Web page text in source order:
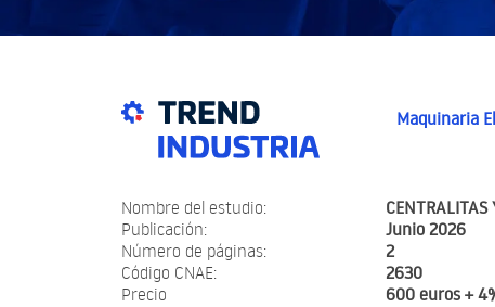
Maquinaria
Nombre del estudio:
CENTRALITAS
Publicación:
Junio 2026
Número de páginas:
2
Código CNAE:
2630
Precio
600 euros +